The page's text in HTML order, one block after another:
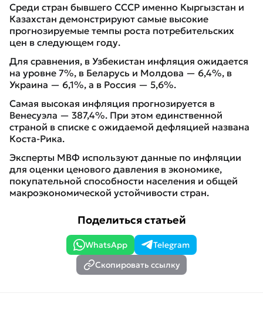
Среди стран бывшего СССР именно Кыргызстан и
Казахстан демонстрируют самые высокие
прогнозируемые темпы роста потребительских
цен в следующем году.
Для сравнения, в Узбекистан инфляция ожидается
на уровне 7%, в Беларусь и Молдова — 6,4%, в
Украина — 6,1%, а в Россия — 5,6%.
Самая высокая инфляция прогнозируется в
Венесуэла — 387,4%. При этом единственной
страной в списке с ожидаемой дефляцией названа
Коста-Рика.
Эксперты МВФ используют данные по инфляции
для оценки ценового давления в экономике,
покупательной способности населения и общей
макроэкономической устойчивости стран.
Поделиться статьей
WhatsApp
Telegram
Скопировать ссылку